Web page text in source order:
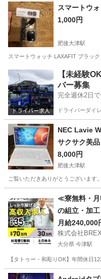
熊本 熊本市 段山町駅
スマートウ
1,000円
肥後大津駅
スマートウォッチ LAXAFIT ブラッ
菊池郡 肥後大津駅
【未経験
バー募集
完全週休2日
ドライバーダイ
NEC Lavie
サクサク美品
8,000円
肥後大津駅
ご覧いただきありがとうございます
肥後大津駅
≪寮無料・月
の組立・加
月給240,000
株式会社
大分県 今津駅
【タトゥー・和彫りOK】年間休日
大分 中津市 そ